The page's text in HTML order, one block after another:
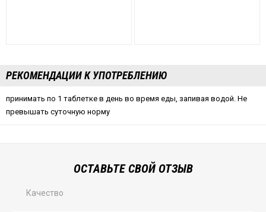
РЕКОМЕНДАЦИИ К УПОТРЕБЛЕНИЮ
принимать по 1 таблетке в день во время еды, запивая водой. Не
превышать суточную норму
ОСТАВЬТЕ СВОЙ ОТЗЫВ
Качество